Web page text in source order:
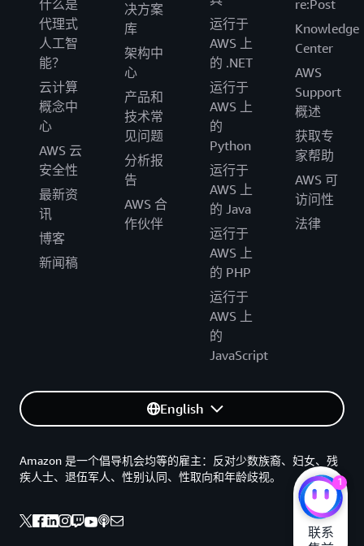
什么是
代理式
人工智
能？
云计算
概念中
心
AWS 云
安全性
最新资
讯
博客
新闻稿
决方案
库
架构中
心
产品和
技术常
见问题
分析报
告
AWS 合
作伙伴
运行于
AWS 上
的 .NET
运行于
AWS 上
的
Python
运行于
AWS 上
的 Java
运行于
AWS 上
的 PHP
运行于
AWS 上
的
JavaScript
re:Post
Knowledge
Center
AWS
Support
概述
获取专
家帮助
AWS 可
访问性
法律
English
Amazon 是一个倡导机会均等的雇主：反对少数族裔、妇女、残
疾人士、退伍军人、性别认同、性取向和年龄歧视。
1
联系